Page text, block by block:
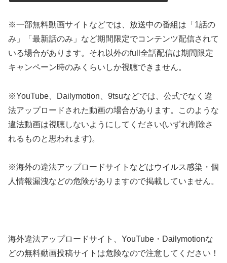
※一部無料動画サイトなどでは、放送中の番組は「1話の
み」「最新話のみ」など期間限定でコンテンツ配信されて
いる場合があります。それ以外のfull全話配信は期間限定
キャンペーン時のみくらいしか視聴できません。
※YouTube、Dailymotion、9tsuなどでは、公式でなく違
法アップロードされた動画の場合があります。このような
違法動画は視聴しないようにしてください(いずれ削除さ
れるものと思われます)。
※海外の違法アップロードサイトなどはウイルス感染・個
人情報漏洩などの危険がありますので掲載していません。
海外違法アップロードサイト、YouTube・Dailymotionな
どの無料動画投稿サイトは危険なので注意してください！